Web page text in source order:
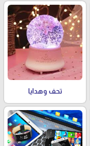
تحف وهدايا